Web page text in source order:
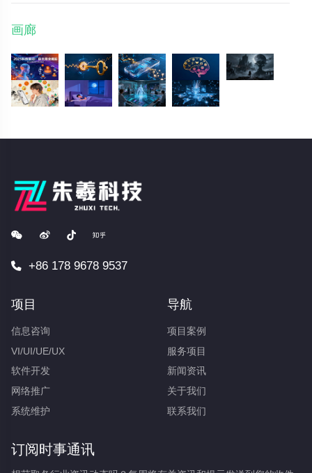
画廊
+86 178 9678 9537
项目
信息咨询
VI/UI/UE/UX
软件开发
网络推广
系统维护
导航
项目案例
服务项目
新闻资讯
关于我们
联系我们
订阅时事通讯